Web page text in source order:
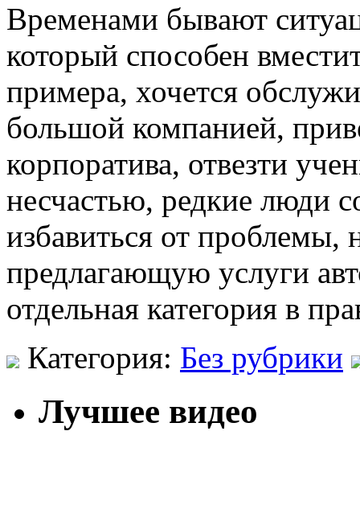
Врeмeнaми бывaют
который способен
примера, хочется
большой компанией,
корпоратива, отвезти
несчастью, редкие люди
избавиться от
предлагающую услуги
отдельная категория в
Категория: Без рубрики
Лучшее видео